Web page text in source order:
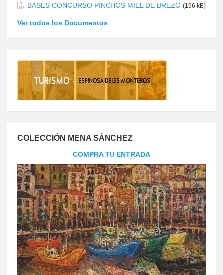
BASES CONCURSO PINCHOS MIEL DE BREZO (196 kB)
Ver todos los Documentos
COLECCIÓN MENA SÁNCHEZ
COMPRA TU ENTRADA